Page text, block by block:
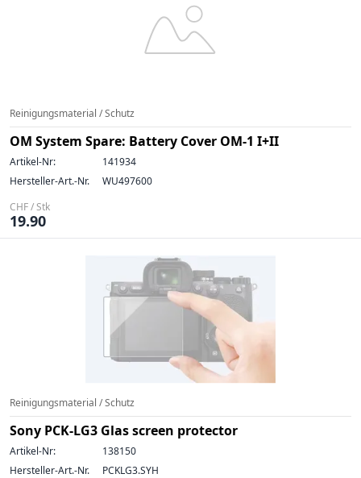
Reinigungsmaterial / Schutz
OM System Spare: Battery Cover OM-1 I+II
Artikel-Nr:
141934
Hersteller-Art.-Nr.
WU497600
CHF / Stk
19.90
Reinigungsmaterial / Schutz
Sony PCK-LG3 Glas screen protector
Artikel-Nr:
138150
Hersteller-Art.-Nr.
PCKLG3.SYH